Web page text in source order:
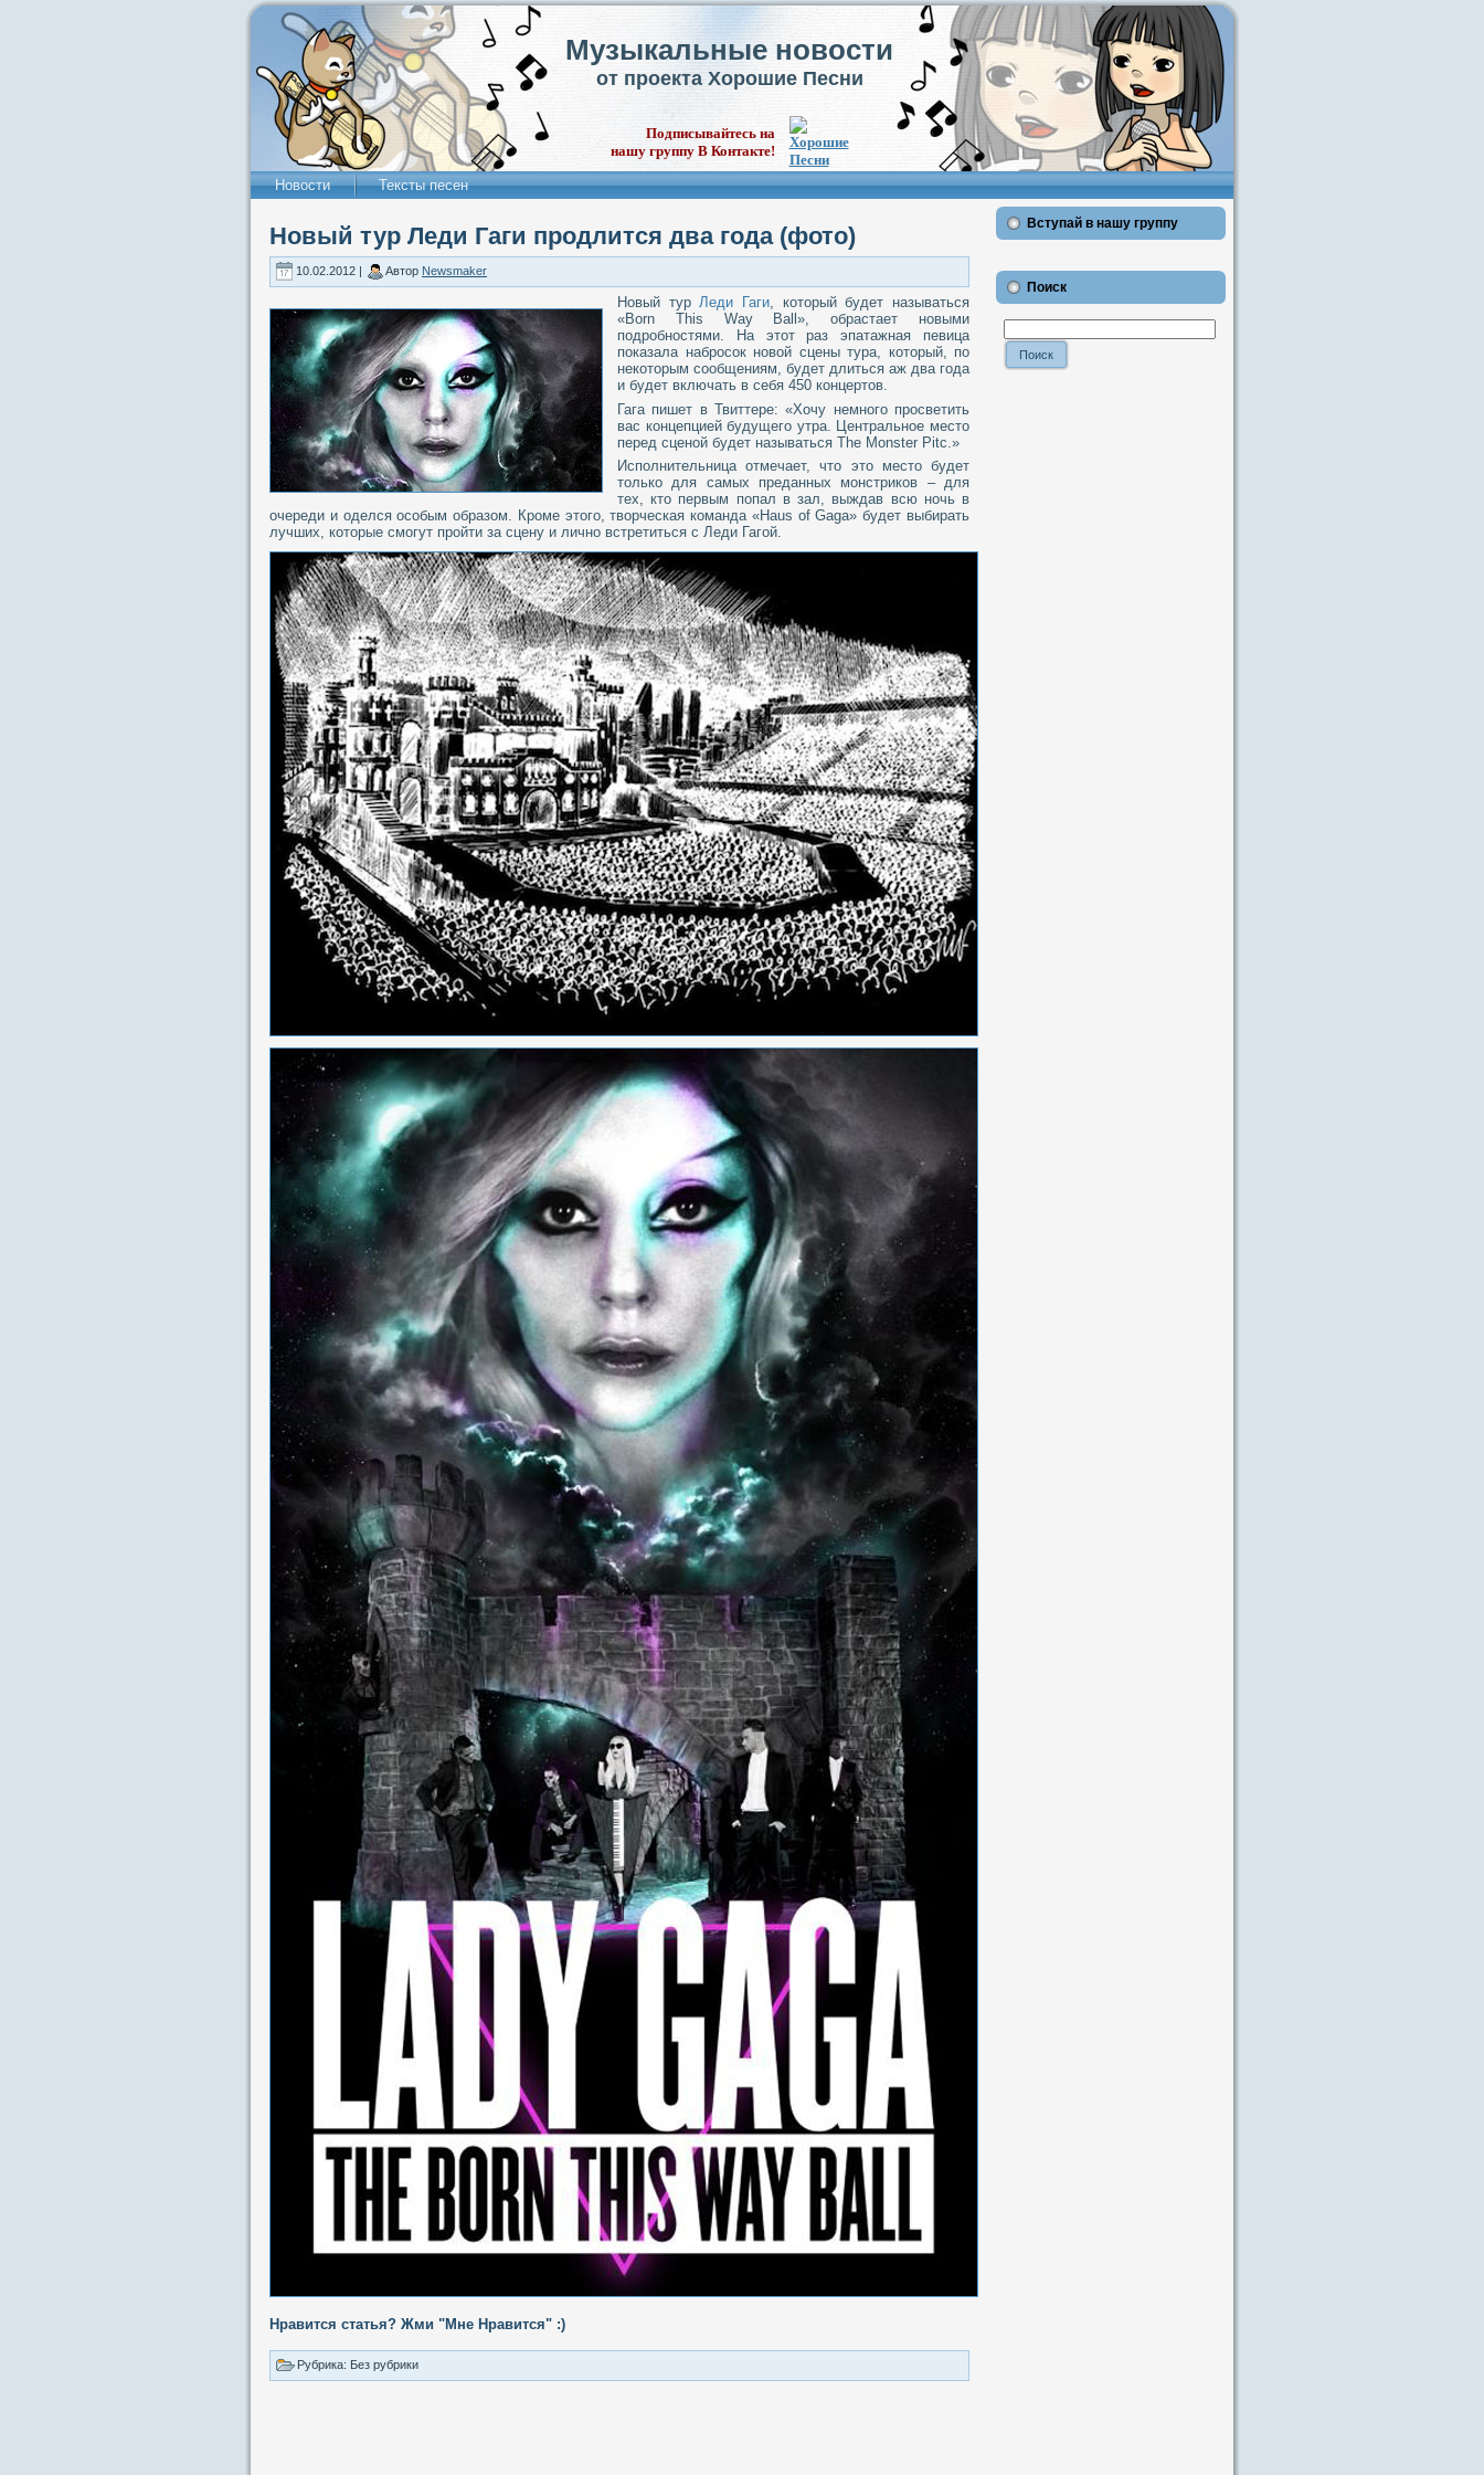
Музыкальные новости
от проекта Хорошие Песни
Подписывайтесь на
нашу группу В Контакте!
Новости Тексты песен
Новый тур Леди Гаги продлится два года (фото)
10.02.2012 | Автор Newsmaker
Новый турЛеди Гаги, который будет называться
«Born This Way Ball», обрастает новыми
подробностями. На этот раз эпатажная певица
показала набросок новой сцены тура, который, по
некоторым сообщениям, будет длиться аж два года
и будет включать в себя 450 концертов.
Гага пишет в Твиттере: «Хочу немного просветить
вас концепцией будущего утра. Центральное место
перед сценой будет называться The Monster Pitс.»
Исполнительница отмечает, что это место будет
только для самых преданных монстриков – для
тех, кто первым попал в зал, выждав всю ночь в
очереди и оделся особым образом. Кроме этого, творческая команда «Haus of Gaga» будет выбирать
лучших, которые смогут пройти за сцену и лично встретиться с Леди Гагой.
Нравится статья? Жми "Мне Нравится" :)
Рубрика: Без рубрики
Вступай в нашу группу
Поиск